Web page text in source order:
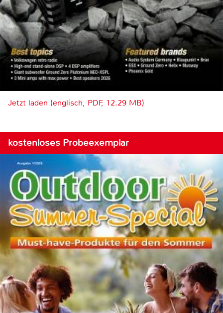
Jetzt laden (englisch, PDF, 12.29 MB)
kostenloses Probeexemplar